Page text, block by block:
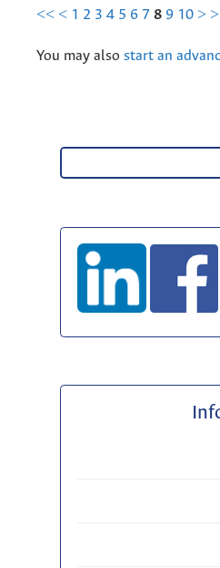
<< < 1 2 3 4 5 6 7 8 9 10 >
You may also start an